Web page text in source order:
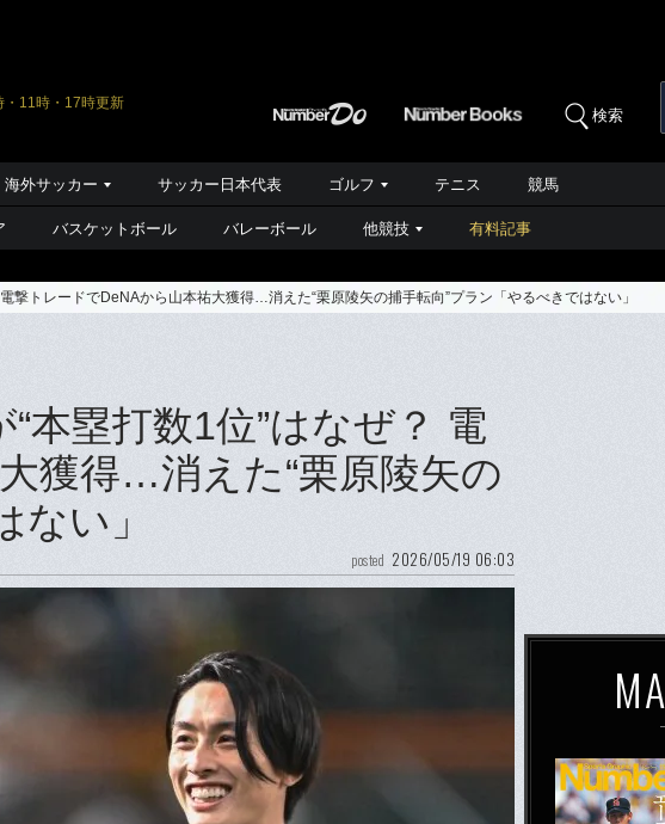
・11時・17時更新
検索
海外サッカー サッカー日本代表 ゴルフ テニス 競馬
バスケットボール バレーボール 他競技 有料記事
トレードでDeNAから山本祐大獲得…消えた“栗原陵矢の捕手転向”プラン「やるべきではない」
塁打数1位”はなぜ？ 電
獲得…消えた“栗原陵矢の
い」
posted 2026/05/19 06:03